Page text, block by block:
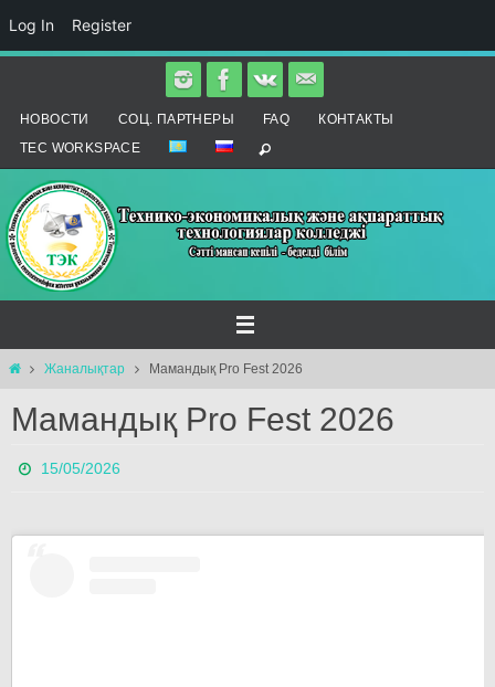
content
Log In Register
НОВОСТИ СОЦ. ПАРТНЕРЫ FAQ
КОНТАКТЫ
TEC WORKSPACE
HomeЖаналықтар Мамандық Pro Fest 2026
Мамандық Pro Fest 2026
15/05/2026